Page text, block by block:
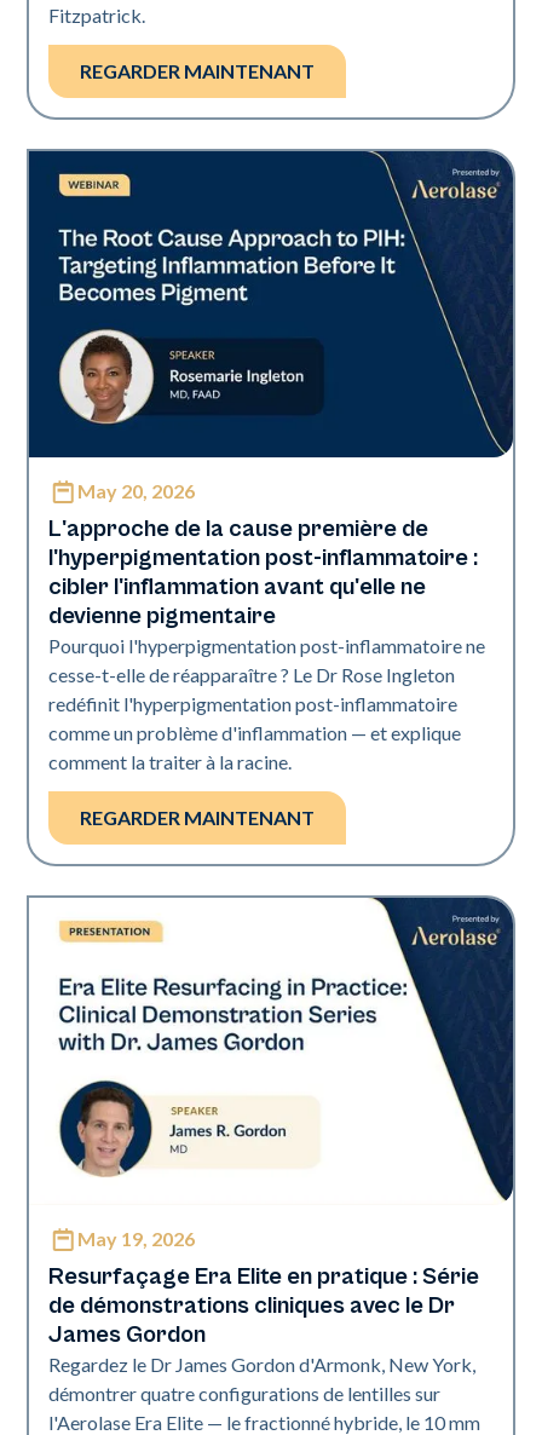
Fitzpatrick.
REGARDER MAINTENANT
Neo Elite
May 20, 2026
L'approche de la cause première de
l'hyperpigmentation post-inflammatoire :
cibler l'inflammation avant qu'elle ne
devienne pigmentaire
Pourquoi l'hyperpigmentation post-inflammatoire ne
cesse-t-elle de réapparaître ? Le Dr Rose Ingleton
redéfinit l'hyperpigmentation post-inflammatoire
comme un problème d'inflammation — et explique
comment la traiter à la racine.
REGARDER MAINTENANT
Era Elite
May 19, 2026
Resurfaçage Era Elite en pratique : Série
de démonstrations cliniques avec le Dr
James Gordon
Regardez le Dr James Gordon d'Armonk, New York,
démontrer quatre configurations de lentilles sur
l'Aerolase Era Elite — le fractionné hybride, le 10 mm